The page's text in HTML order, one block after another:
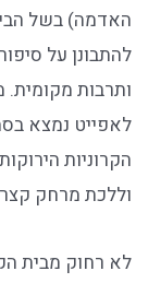
האדמה) בשל
להתבונן על
ותרבות
לאפייט נמצא
וללכת מרחק
לא רחוק מבית